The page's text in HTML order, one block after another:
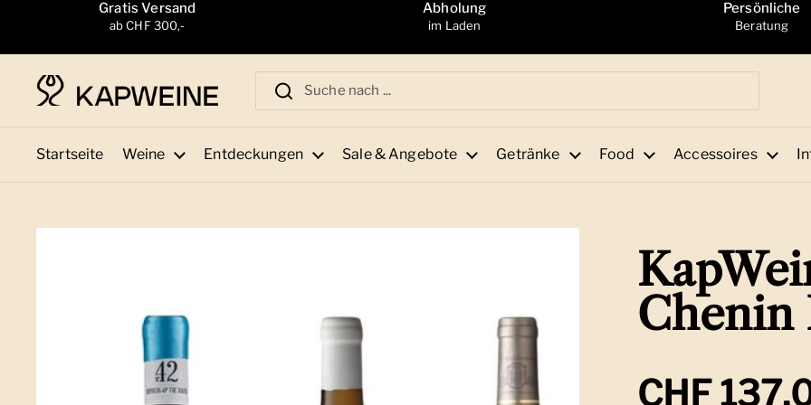
Zum Inhalt springenGratis Versand
ab CHF 300,-
Abholung
im Laden
Persönliche
Beratung
Startseite Weine Entdeckungen Sale & Angebote Getränke Food Accessoires
Chenin
CHF